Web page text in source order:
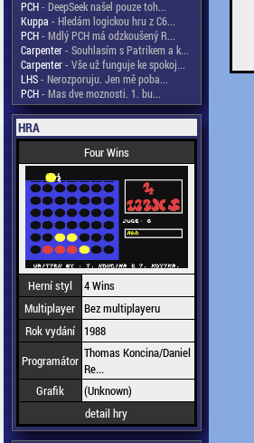
PCH- DeepSeek našel pouze toh...
Kuppa - Hledám logickou hru z C6...
PCH- Mdlý PCH má odzkoušený R...
Carpenter- Souhlasím s Patrikem a k...
Carpenter- Vše už funguje ke spokoj...
LHS- Nerozporuju. Jen mě poba...
PCH- Mas dve moznosti. 1. bu...
HRA
Four Wins
Herní styl
4 Wins
Multiplayer Bez multiplayeru
Rok vydání
1988
Programátor Thomas Koncina/Daniel
Re...
Grafik
(Unknown)
detail hry